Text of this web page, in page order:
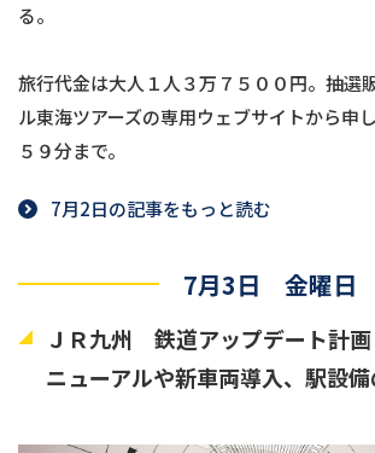
る。
旅行代金は大人１人３万７５００円。抽選
ル東海ツアーズの専用ウェブサイトから申
５９分まで。
7月2日の記事をもっと読む
7月3日 金曜日
ＪＲ九州 鉄道アップデート計
ニューアルや新車両導入、駅設